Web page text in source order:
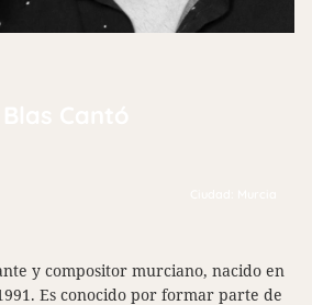
y compositor murciano, nacido en
Es conocido por formar parte de